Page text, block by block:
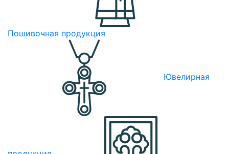
Пошивочная продукция
Ювелирная